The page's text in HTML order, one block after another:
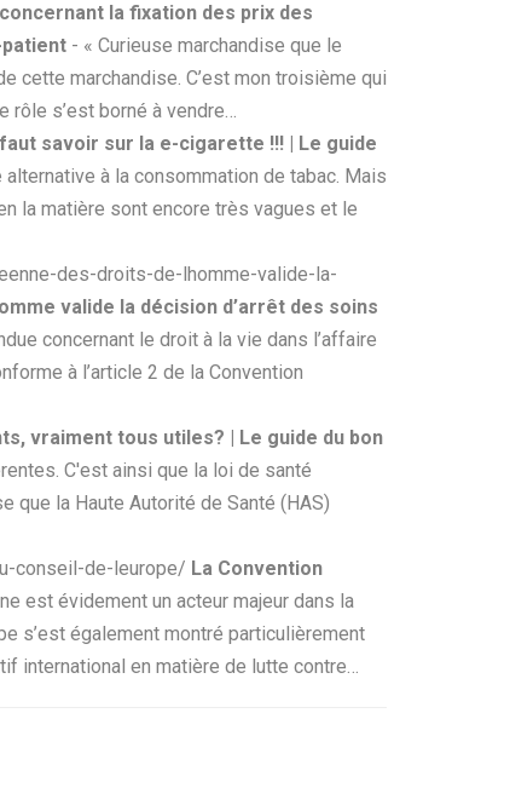
la fixation des prix des
- « Curieuse marchandise que le
cette marchandise. C’est mon troisième qui
rôle s’est borné à vendre…
savoir sur la e-cigarette !!! | Le guide
à la consommation de tabac. Mais
la matière sont encore très vagues et le
des-droits-de-lhomme-valide-la-
valide la décision d’arrêt des soins
concernant le droit à la vie dans l’affaire
à l’article 2 de la Convention
vraiment tous utiles? | Le guide du bon
C'est ainsi que la loi de santé
que la Haute Autorité de Santé (HAS)
conseil-de-leurope/ La Convention
est évidement un acteur majeur dans la
s’est également montré particulièrement
international en matière de lutte contre…